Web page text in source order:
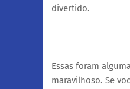
divertido.
Essas foram
maravilhoso. Se